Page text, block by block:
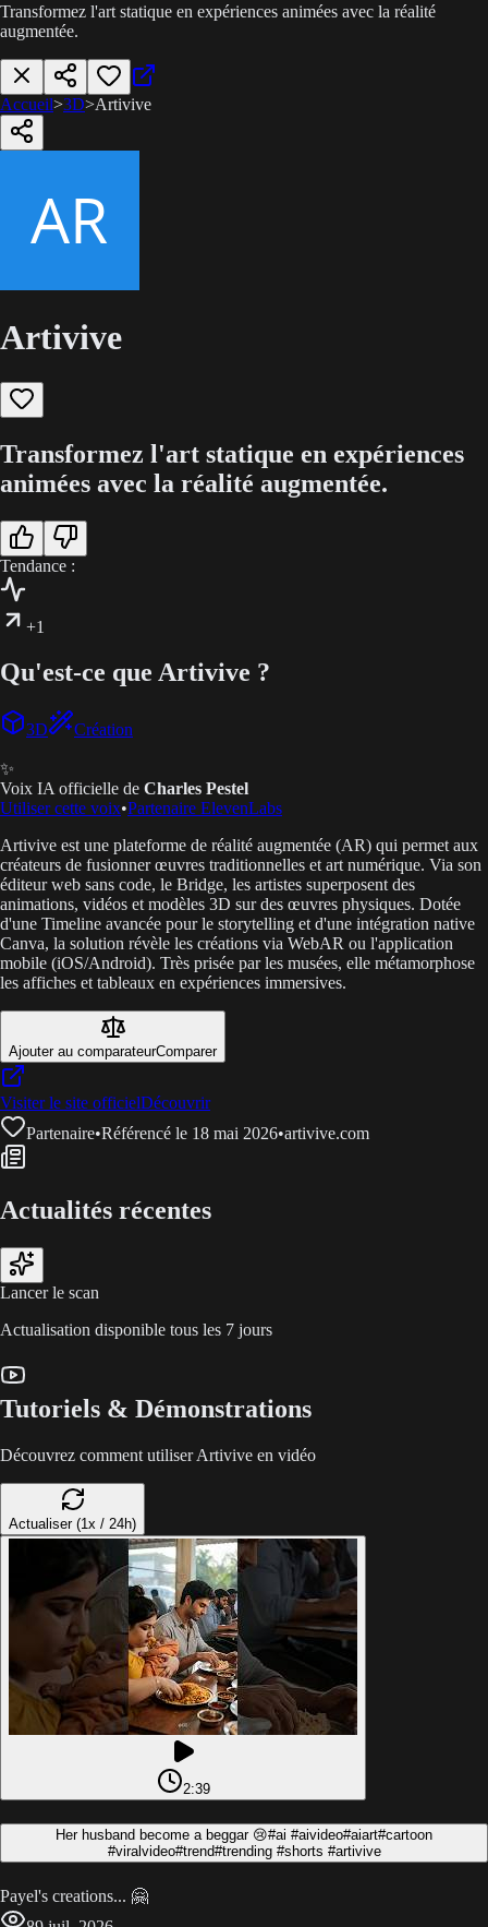
Transformez l'art statique en expériences animées avec la réalité
augmentée.
Accueil>3D>Artivive
Artivive
Transformez l'art statique en expériences
animées avec la réalité augmentée.
Tendance :
+1
Qu'est-ce que Artivive ?
3D Création
✨
Voix IA officielle de Charles Pestel
Utiliser cette voix•Partenaire ElevenLabs
Artivive est une plateforme de réalité augmentée (AR) qui permet aux
créateurs de fusionner œuvres traditionnelles et art numérique. Via son
éditeur web sans code, le Bridge, les artistes superposent des
animations, vidéos et modèles 3D sur des œuvres physiques. Dotée
d'une Timeline avancée pour le storytelling et d'une intégration native
Canva, la solution révèle les créations via WebAR ou l'application
mobile (iOS/Android). Très prisée par les musées, elle métamorphose
les affiches et tableaux en expériences immersives.
Ajouter au comparateurComparer
Visiter le site officielDécouvrir
Partenaire•Référencé le 18 mai 2026•artivive.com
Actualités récentes
Lancer le scan
Actualisation disponible tous les 7 jours
Tutoriels & Démonstrations
Découvrez comment utiliser Artivive en vidéo
Actualiser (1x / 24h)
2:39
Her husband become a beggar 😢#ai #aivideo#aiart#cartoon
#viralvideo#trend#trending #shorts #artivive
Payel's creations... 🤗